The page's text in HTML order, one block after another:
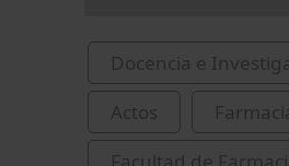
Docencia e
Actos
Facultad de